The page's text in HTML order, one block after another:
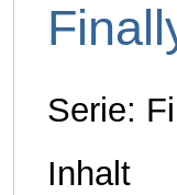
Serie:
Inhalt